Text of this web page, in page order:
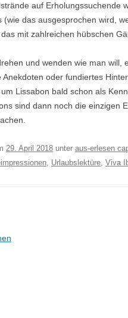
auf Erholungssuchende
(wie das ausgesprochen wird,
mit zahlreichen hübschen
und wenden wie man will,
Anekdoten oder fundiertes
Lissabon bald schon als
sind dann noch die einzigen
29. April 2018 unter aus-erlesen
, Urlaubslektüre, Viva